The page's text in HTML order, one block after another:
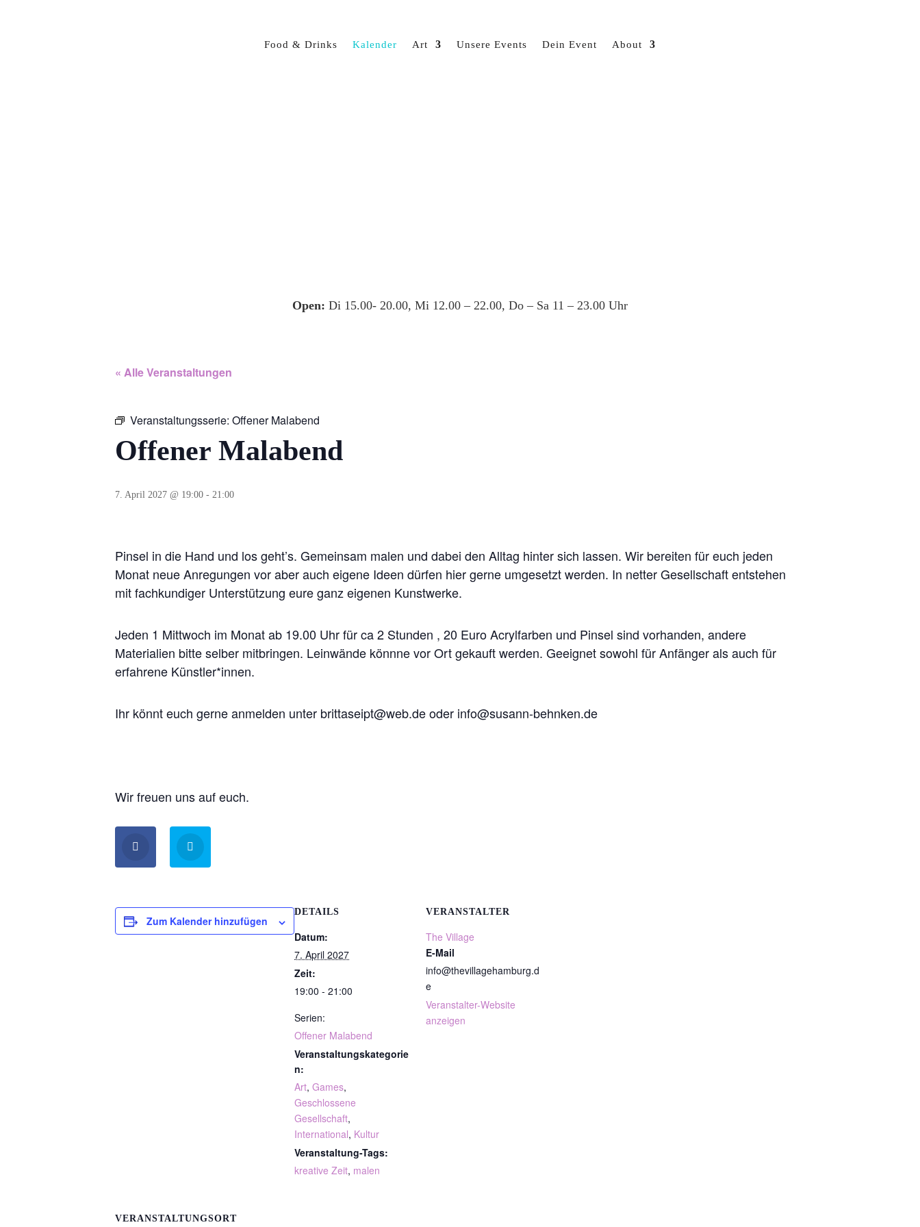
Food & Drinks Kalender Art Unsere Events Dein Event About
Open: Di 15.00- 20.00, Mi 12.00 – 22.00, Do – Sa 11 – 23.00 Uhr
« Alle Veranstaltungen
Veranstaltungsserie: Offener Malabend
Offener Malabend
7. April 2027 @ 19:00 - 21:00
Pinsel in die Hand und los geht’s. Gemeinsam malen und dabei den Alltag hinter sich lassen. Wir bereiten für euch jeden
Monat neue Anregungen vor aber auch eigene Ideen dürfen hier gerne umgesetzt werden. In netter Gesellschaft entstehen
mit fachkundiger Unterstützung eure ganz eigenen Kunstwerke.
Jeden 1 Mittwoch im Monat ab 19.00 Uhr für ca 2 Stunden , 20 Euro Acrylfarben und Pinsel sind vorhanden, andere
Materialien bitte selber mitbringen. Leinwände könnne vor Ort gekauft werden. Geeignet sowohl für Anfänger als auch für
erfahrene Künstler*innen.
Ihr könnt euch gerne anmelden unter brittaseipt@web.de oder info@susann-behnken.de
Wir freuen uns auf euch.
Zum Kalender hinzufügen
DETAILS
Datum:
7. April 2027
Zeit:
19:00 - 21:00
Serien:
Offener Malabend
Veranstaltungskategorie
n:
Art, Games,
Geschlossene
Gesellschaft,
International, Kultur
Veranstaltung-Tags:
kreative Zeit, malen
VERANSTALTER
The Village
E-Mail
info@thevillagehamburg.d
e
Veranstalter-Website
anzeigen
VERANSTALTUNGSORT